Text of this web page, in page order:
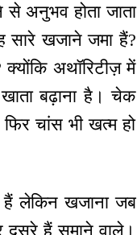
से अनुभव होता जाता
सारे खजाने जमा हैं?
अथॉरिटीज़ में
बढ़ाना है। चेक
चांस भी खत्म हो
हैं लेकिन खजाना जब
दूसरे हैं समाने वाले।